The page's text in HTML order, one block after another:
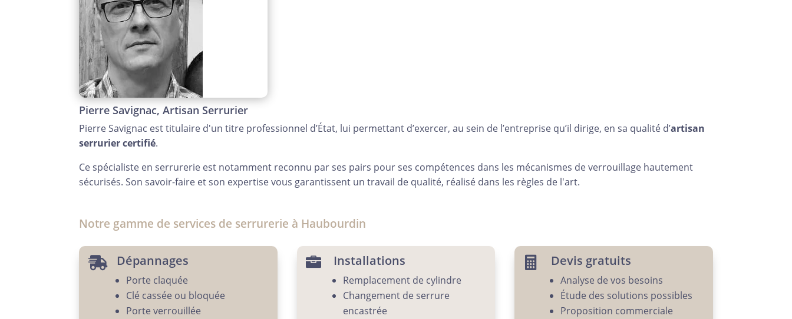
Pierre Savignac, Artisan Serrurier
Pierre Savignac est titulaire d'un titre professionnel d’État, lui permettant d’exercer, au sein de l’entreprise qu’il dirige, en sa qualité d’artisan
serrurier certifié.
Ce spécialiste en serrurerie est notamment reconnu par ses pairs pour ses compétences dans les mécanismes de verrouillage hautement
sécurisés. Son savoir-faire et son expertise vous garantissent un travail de qualité, réalisé dans les règles de l'art.
Notre gamme de services de serrurerie à Haubourdin
 Dépannages
Porte claquée
Clé cassée ou bloquée
Porte verrouillée
 Installations
Remplacement de cylindre
Changement de serrure
encastrée
 Devis gratuits
Analyse de vos besoins
Étude des solutions possibles
Proposition commerciale